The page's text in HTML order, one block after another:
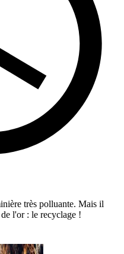
très polluante. Mais il
l'or : le recyclage !